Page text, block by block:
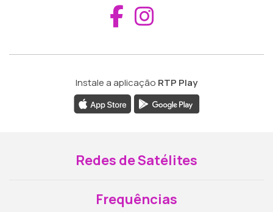
Aceder ao
Instale a aplicação RTP Play
Redes de Satélites
Frequências